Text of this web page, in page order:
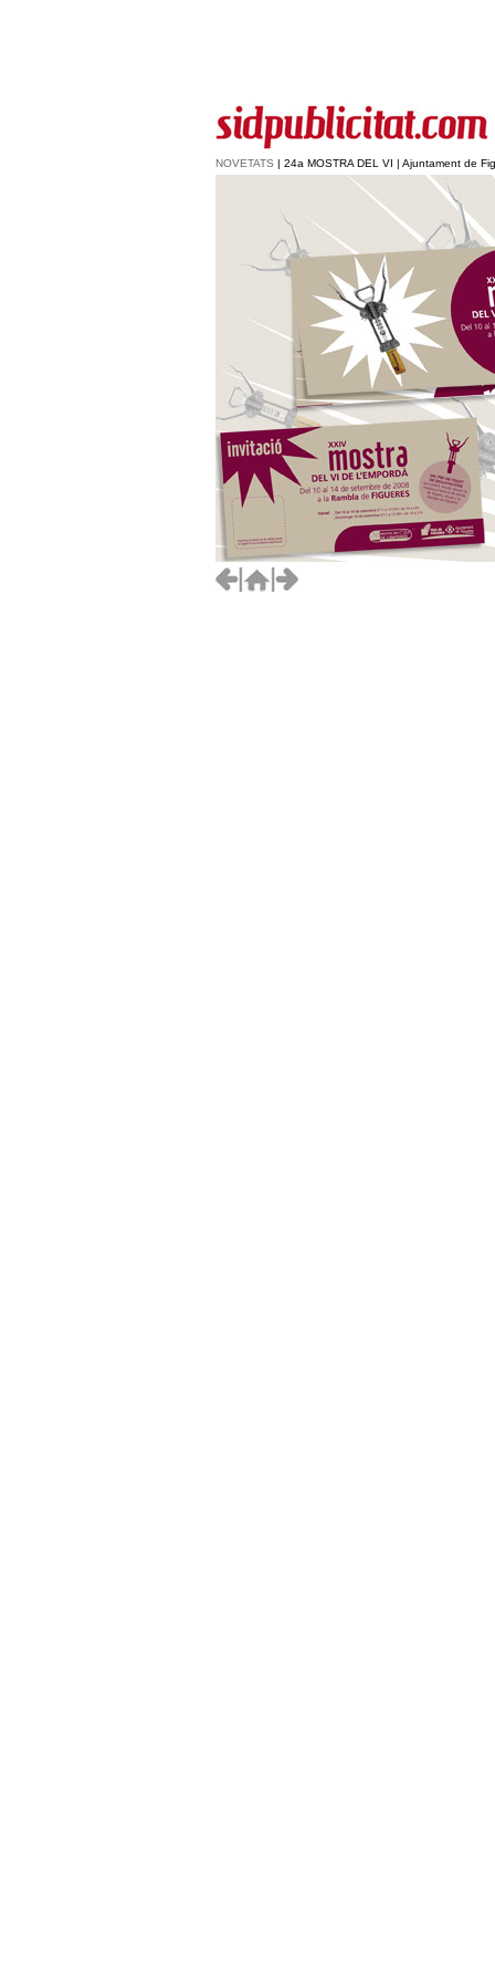
NOVETATS | 24a MOSTRA DEL VI | Ajuntament de